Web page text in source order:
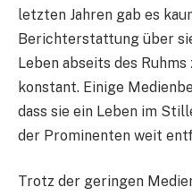
letzten Jahren gab es
Berichterstattung über
Leben abseits des
konstant. Einige
dass sie ein Leben im
der Prominenten weit
Trotz der geringen